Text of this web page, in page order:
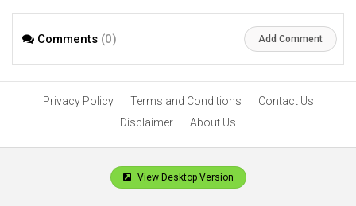
enough for a meal.
Comments (0) Add Comment
Privacy Policy Terms and Conditions
Contact Us
Disclaimer
About Us
View Desktop Version